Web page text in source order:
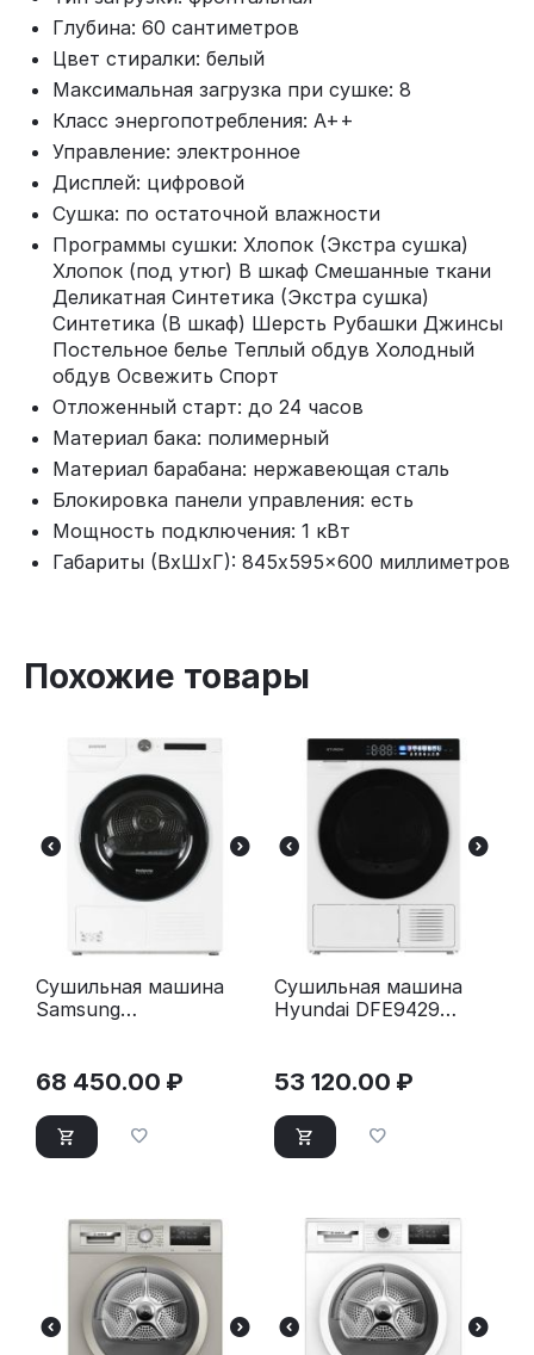
Глубина: 60 сантиметров
Цвет стиралки: белый
Максимальная загрузка при сушке: 8
Класс энергопотребления: A++
Управление: электронное
Дисплей: цифровой
Сушка: по остаточной влажности
Программы сушки: Хлопок (Экстра сушка)
Хлопок (под утюг) В шкаф Смешанные ткани
Деликатная Синтетика (Экстра сушка)
Синтетика (В шкаф) Шерсть Рубашки Джинсы
Постельное белье Теплый обдув Холодный
обдув Освежить Спорт
Отложенный старт: до 24 часов
Материал бака: полимерный
Материал барабана: нержавеющая сталь
Блокировка панели управления: есть
Мощность подключения: 1 кВт
Габариты (ВхШхГ): 845x595x600 миллиметров
Похожие товары
Сушильная машина
Samsung
68 450.00 ₽
Сушильная машина
Hyundai DFE9429
53 120.00 ₽